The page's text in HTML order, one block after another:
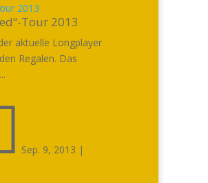
2013
Tour 2013
aktuelle Longplayer
Regalen. Das
Sep. 9, 2013 |